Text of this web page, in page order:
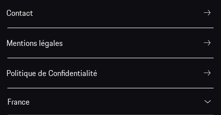
Contact
Mentions légales
Politique de Confidentialité
France